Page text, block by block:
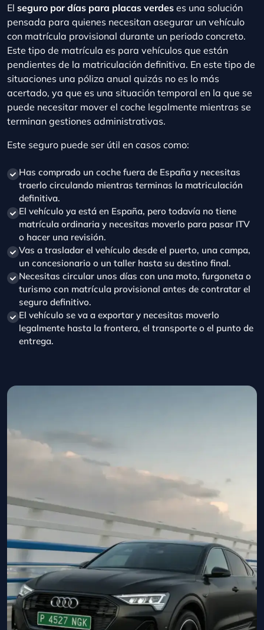
El seguro por días para placas verdes es una solución
pensada para quienes necesitan asegurar un vehículo
con matrícula provisional durante un periodo concreto.
Este tipo de matrícula es para vehículos que están
pendientes de la matriculación definitiva. En este tipo de
situaciones una póliza anual quizás no es lo más
acertado, ya que es una situación temporal en la que se
puede necesitar mover el coche legalmente mientras se
terminan gestiones administrativas.
Este seguro puede ser útil en casos como:
Has comprado un coche fuera de España y necesitas
traerlo circulando mientras terminas la matriculación
definitiva.
El vehículo ya está en España, pero todavía no tiene
matrícula ordinaria y necesitas moverlo para pasar ITV
o hacer una revisión.
Vas a trasladar el vehículo desde el puerto, una campa,
un concesionario o un taller hasta su destino final.
Necesitas circular unos días con una moto, furgoneta o
turismo con matrícula provisional antes de contratar el
seguro definitivo.
El vehículo se va a exportar y necesitas moverlo
legalmente hasta la frontera, el transporte o el punto de
entrega.